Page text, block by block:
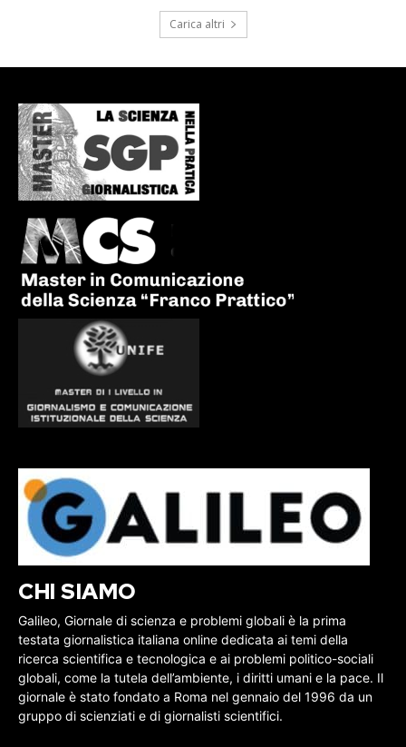
Carica altri
CHI SIAMO
Galileo, Giornale di scienza e problemi globali è la prima
testata giornalistica italiana online dedicata ai temi della
ricerca scientifica e tecnologica e ai problemi politico-sociali
globali, come la tutela dell’ambiente, i diritti umani e la pace. Il
giornale è stato fondato a Roma nel gennaio del 1996 da un
gruppo di scienziati e di giornalisti scientifici.